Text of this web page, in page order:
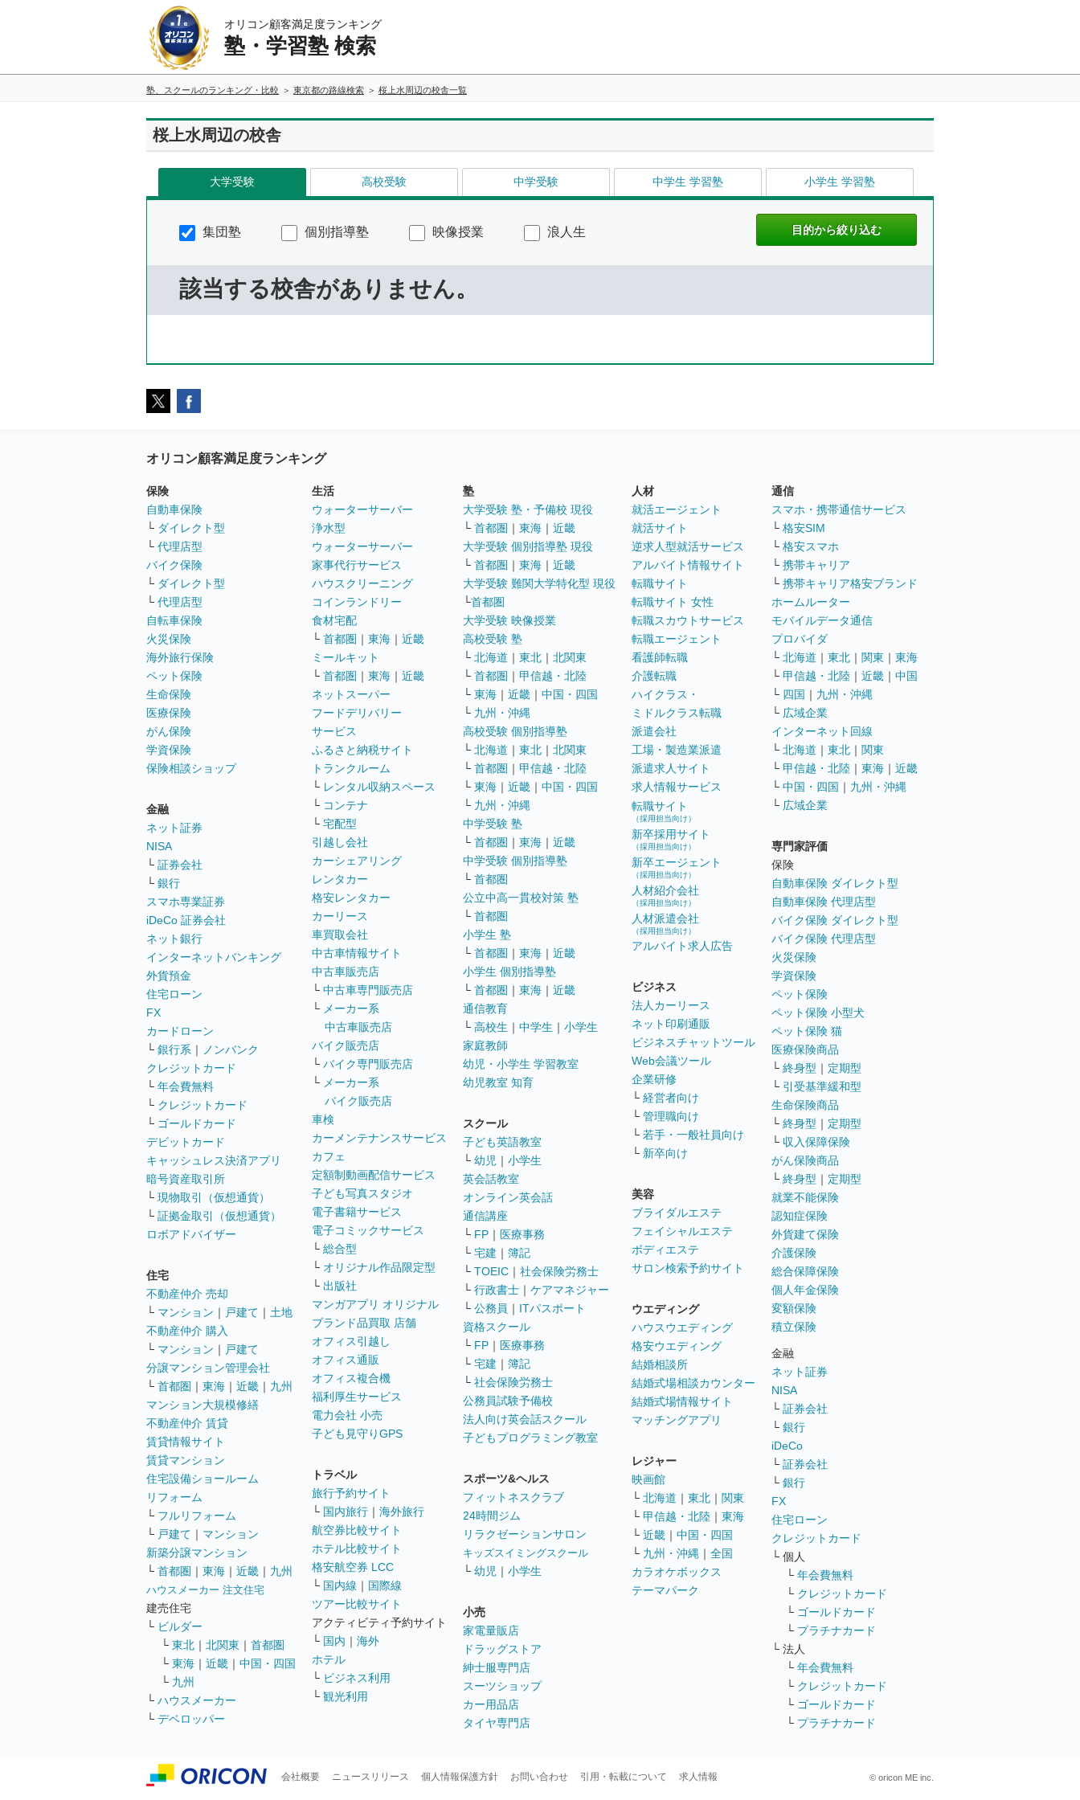
オリコン顧客満足度ランキング
塾・学習塾 検索
塾、スクールのランキング・比較 東京都の路線検索 桜上水周辺の校舎一覧
桜上水周辺の校舎
大学受験 高校受験 中学受験 中学生 学習塾 小学生 学習塾
集団塾 個別指導塾 映像授業 浪人生
該当する校舎がありません。
オリコン顧客満足度ランキング
保険
自動車保険
└ ダイレクト型
└ 代理店型
バイク保険
└ ダイレクト型
└ 代理店型
自転車保険
火災保険
海外旅行保険
ペット保険
生命保険
医療保険
がん保険
学資保険
保険相談ショップ
金融
ネット証券
NISA
└ 証券会社
└ 銀行
スマホ専業証券
iDeCo 証券会社
ネット銀行
インターネットバンキング
外貨預金
住宅ローン
FX
カードローン
└ 銀行系 ｜
ノンバンク
クレジットカード
└ 年会費無料
└ クレジットカード
└ ゴールドカード
デビットカード
キャッシュレス決済アプリ
暗号資産取引所
└ 現物取引（仮想通貨）
└ 証拠金取引（仮想通貨）
ロボアドバイザー
住宅
不動産仲介 売却
└ マンション ｜ 戸建て ｜ 土地
不動産仲介 購入
└ マンション ｜ 戸建て
分譲マンション管理会社
└ 首都圏 ｜ 東海 ｜ 近畿 ｜ 九州
マンション大規模修繕
不動産仲介 賃貸
賃貸情報サイト
賃貸マンション
住宅設備ショールーム
リフォーム
└ フルリフォーム
└ 戸建て ｜ マンション
新築分譲マンション
└ 首都圏 ｜ 東海 ｜ 近畿 ｜ 九州
ハウスメーカー 注文住宅
建売住宅
└ ビルダー
└ 東北 ｜ 北関東 ｜ 首都圏
└ 東海 ｜ 近畿 ｜ 中国・四国
└ 九州
└ ハウスメーカー
└ デベロッパー
生活
ウォーターサーバー
浄水型
ウォーターサーバー
家事代行サービス
ハウスクリーニング
コインランドリー
食材宅配
└ 首都圏 ｜ 東海 ｜ 近畿
ミールキット
└ 首都圏 ｜ 東海 ｜ 近畿
ネットスーパー
フードデリバリー
サービス
ふるさと納税サイト
トランクルーム
└ レンタル収納スペース
└ コンテナ
└ 宅配型
引越し会社
カーシェアリング
レンタカー
格安レンタカー
カーリース
車買取会社
中古車情報サイト
中古車販売店
└ 中古車専門販売店
└ メーカー系
中古車販売店
バイク販売店
└ バイク専門販売店
└ メーカー系
バイク販売店
車検
カーメンテナンスサービス
カフェ
定額制動画配信サービス
子ども写真スタジオ
電子書籍サービス
電子コミックサービス
└ 総合型
└ オリジナル作品限定型
└ 出版社
マンガアプリ オリジナル
ブランド品買取 店舗
オフィス引越し
オフィス通販
オフィス複合機
福利厚生サービス
電力会社 小売
子ども見守りGPS
トラベル
旅行予約サイト
└ 国内旅行 ｜ 海外旅行
航空券比較サイト
ホテル比較サイト
格安航空券 LCC
└ 国内線 ｜ 国際線
ツアー比較サイト
アクティビティ予約サイト
└ 国内 ｜ 海外
ホテル
└ ビジネス利用
└ 観光利用
塾
大学受験 塾・予備校 現役
└ 首都圏 ｜ 東海 ｜ 近畿
大学受験 個別指導塾 現役
└ 首都圏 ｜ 東海 ｜ 近畿
大学受験 難関大学特化型 現役
└首都圏
大学受験 映像授業
高校受験 塾
└ 北海道 ｜ 東北 ｜ 北関東
└ 首都圏 ｜ 甲信越・北陸
└ 東海 ｜ 近畿 ｜ 中国・四国
└ 九州・沖縄
高校受験 個別指導塾
└ 北海道 ｜ 東北 ｜ 北関東
└ 首都圏 ｜ 甲信越・北陸
└ 東海 ｜ 近畿 ｜ 中国・四国
└ 九州・沖縄
中学受験 塾
└ 首都圏 ｜ 東海 ｜ 近畿
中学受験 個別指導塾
└ 首都圏
公立中高一貫校対策 塾
└ 首都圏
小学生 塾
└ 首都圏 ｜ 東海 ｜ 近畿
小学生 個別指導塾
└ 首都圏 ｜ 東海 ｜ 近畿
通信教育
└ 高校生 ｜ 中学生 ｜ 小学生
家庭教師
幼児・小学生 学習教室
幼児教室 知育
スクール
子ども英語教室
└ 幼児 ｜ 小学生
英会話教室
オンライン英会話
通信講座
└ FP ｜ 医療事務
└ 宅建 ｜ 簿記
└ TOEIC ｜ 社会保険労務士
└ 行政書士 ｜ ケアマネジャー
└ 公務員 ｜ ITパスポート
資格スクール
└ FP ｜ 医療事務
└ 宅建 ｜ 簿記
└ 社会保険労務士
公務員試験予備校
法人向け英会話スクール
子どもプログラミング教室
スポーツ&ヘルス
フィットネスクラブ
24時間ジム
リラクゼーションサロン
キッズスイミングスクール
└ 幼児 ｜ 小学生
小売
家電量販店
ドラッグストア
紳士服専門店
スーツショップ
カー用品店
タイヤ専門店
人材
就活エージェント
就活サイト
逆求人型就活サービス
アルバイト情報サイト
転職サイト
転職サイト 女性
転職スカウトサービス
転職エージェント
看護師転職
介護転職
ハイクラス・
ミドルクラス転職
派遣会社
工場・製造業派遣
派遣求人サイト
求人情報サービス
転職サイト
（採用担当向け）
新卒採用サイト
（採用担当向け）
新卒エージェント
（採用担当向け）
人材紹介会社
（採用担当向け）
人材派遣会社
（採用担当向け）
アルバイト求人広告
ビジネス
法人カーリース
ネット印刷通販
ビジネスチャットツール
Web会議ツール
企業研修
└ 経営者向け
└ 管理職向け
└ 若手・一般社員向け
└ 新卒向け
美容
ブライダルエステ
フェイシャルエステ
ボディエステ
サロン検索予約サイト
ウエディング
ハウスウエディング
格安ウエディング
結婚相談所
結婚式場相談カウンター
結婚式場情報サイト
マッチングアプリ
レジャー
映画館
└ 北海道 ｜ 東北 ｜ 関東
└ 甲信越・北陸 ｜ 東海
└ 近畿 ｜ 中国・四国
└ 九州・沖縄 ｜ 全国
カラオケボックス
テーマパーク
通信
スマホ・携帯通信サービス
└ 格安SIM
└ 格安スマホ
└ 携帯キャリア
└ 携帯キャリア格安ブランド
ホームルーター
モバイルデータ通信
プロバイダ
└ 北海道 ｜ 東北 ｜ 関東 ｜ 東海
└ 甲信越・北陸 ｜ 近畿 ｜ 中国
└ 四国 ｜ 九州・沖縄
└ 広域企業
インターネット回線
└ 北海道 ｜ 東北 ｜ 関東
└ 甲信越・北陸 ｜ 東海 ｜ 近畿
└ 中国・四国 ｜ 九州・沖縄
└ 広域企業
専門家評価
保険
自動車保険 ダイレクト型
自動車保険 代理店型
バイク保険 ダイレクト型
バイク保険 代理店型
火災保険
学資保険
ペット保険
ペット保険 小型犬
ペット保険 猫
医療保険商品
└ 終身型 ｜ 定期型
└ 引受基準緩和型
生命保険商品
└ 終身型 ｜ 定期型
└ 収入保障保険
がん保険商品
└ 終身型 ｜ 定期型
就業不能保険
認知症保険
外貨建て保険
介護保険
総合保障保険
個人年金保険
変額保険
積立保険
金融
ネット証券
NISA
└ 証券会社
└ 銀行
iDeCo
└ 証券会社
└ 銀行
FX
住宅ローン
クレジットカード
└ 個人
└ 年会費無料
└ クレジットカード
└ ゴールドカード
└ プラチナカード
└ 法人
└ 年会費無料
└ クレジットカード
└ ゴールドカード
└ プラチナカード
会社概要 ニュースリリース 個人情報保護方針 お問い合わせ 引用・転載について 求人情報 © oricon ME inc.